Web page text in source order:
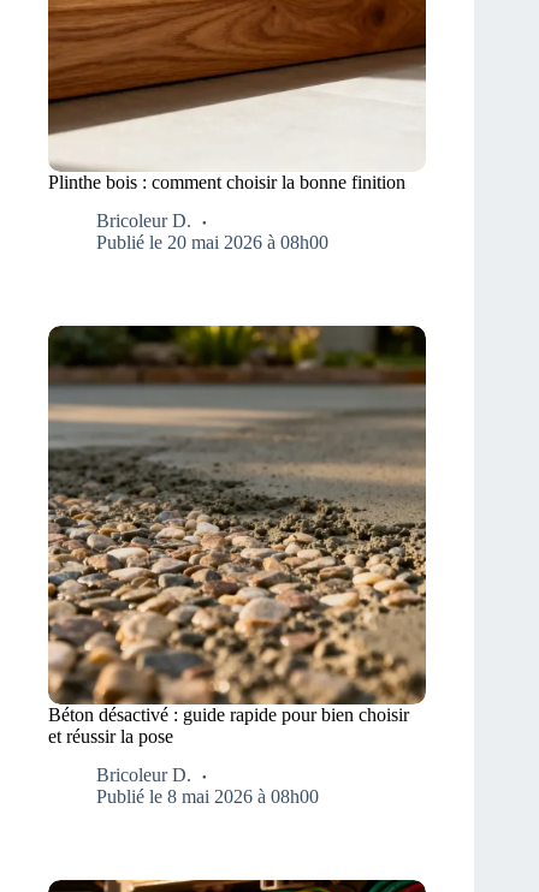
Plinthe bois : comment choisir la bonne finition
Bricoleur D.
Publié le 20 mai 2026 à 08h00
Béton désactivé : guide rapide pour bien choisir
et réussir la pose
Bricoleur D.
Publié le 8 mai 2026 à 08h00